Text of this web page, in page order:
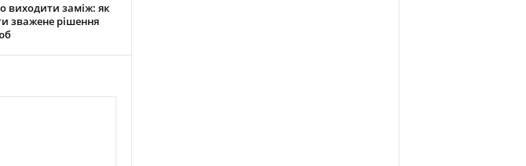
виходити заміж: як
зважене рішення